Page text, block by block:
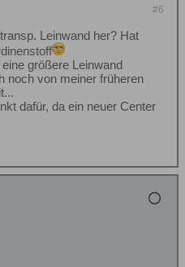
#6
Leinwand her? Hat
größere Leinwand
noch von meiner früheren
dafür, da ein neuer Center